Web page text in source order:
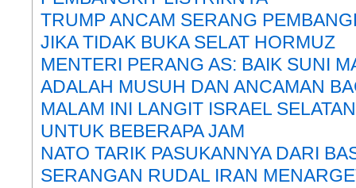
TRUMP ANCAM SERANG
JIKA TIDAK BUKA SELAT HORMUZ
MENTERI PERANG AS: BAIK SUNI
ADALAH MUSUH DAN ANCAMAN
MALAM INI LANGIT ISRAEL
UNTUK BEBERAPA JAM
NATO TARIK PASUKANNYA DARI
SERANGAN RUDAL IRAN